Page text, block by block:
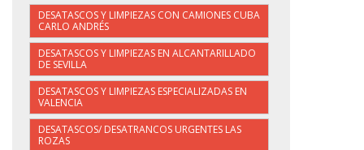
DESATASCOS Y LIMPIEZAS CON CAMIONES CUBA
CARLO ANDRÉS
DESATASCOS Y LIMPIEZAS EN ALCANTARILLADO
DE SEVILLA
DESATASCOS Y LIMPIEZAS ESPECIALIZADAS EN
VALENCIA
DESATASCOS/ DESATRANCOS URGENTES LAS
ROZAS